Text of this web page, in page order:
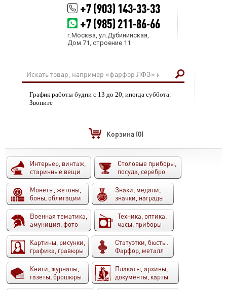
+7 (903) 143-33-33
+7 (985) 211-86-66
г.Москва, ул.Дубининская,
Дом 71, строение 11
График работы будни с 13 до 20, иногда суббота.
Звоните
Корзина (0)
Интерьер, винтаж,
старинные вещи
Столовые приборы,
посуда, серебро
Монеты, жетоны,
боны, облигации
Знаки, медали,
значки, награды
Военная тематика,
амуниция, фото
Техника, оптика,
часы, приборы
Картины, рисунки,
графика, гравюры
Статуэтки, бюсты.
Фарфор, металл
Книги, журналы,
газеты, брошюры
Плакаты, архивы,
документы, карты